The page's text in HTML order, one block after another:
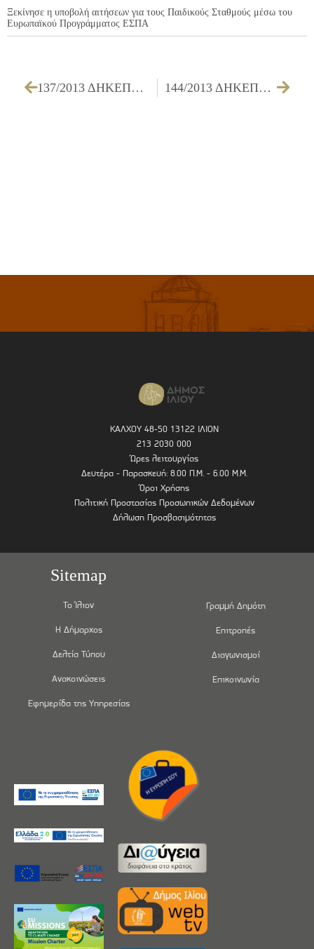
Ξεκίνησε η υποβολή αιτήσεων για τους Παιδικούς Σταθμούς μέσω του
Ευρωπαϊκού Προγράμματος ΕΣΠΑ
137/2013 ΔΗΚΕΠΑ – Λήψη απόφασης για την αποδέσμευση – ανατροπή των ανεκτέλεστων δεσμεύσεων πιστώσεων του ΔΗ.ΚΕ.Π.Α. Ιλίου οικονομικού έτους 2013 144/2013 ΔΗΚΕΠΑ – Λήψη απόφασης για την έγκριση μίσθωσης οικήματος και καταρτίσεως των όρων της διακήρυξης για την 4ετή μίσθωση οικήματος για τη στέγαση του Φυσικοθεραπευτηρίου του ΔΗ.ΚΕ.Π.Α Ιλίου
ΚΑΛΧΟΥ 48-50 13122 ΙΛΙΟΝ
213 2030 000
Ώρες λειτουργίας
Δευτέρα - Παρασκευή: 8.00 Π.Μ. - 6.00 Μ.Μ.
Όροι Χρήσης
Πολιτική Προστασίας Προσωπικών Δεδομένων
Δήλωση Προσβασιμότητας
Sitemap
Το Ίλιον
Η Δήμαρχος
Δελτία Τύπου
Ανακοινώσεις
Εφημερίδα της Υπηρεσίας
Γραμμή Δημότη
Επιτροπές
Διαγωνισμοί
Επικοινωνία